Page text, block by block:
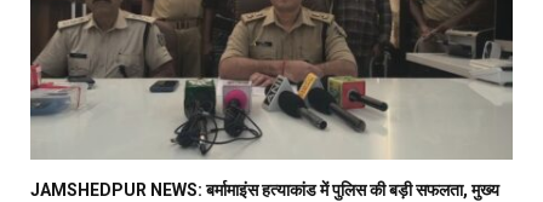
JAMSHEDPUR NEWS: बर्मामाइंस हत्याकांड में पुलिस की बड़ी सफलता, मुख्य